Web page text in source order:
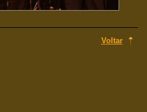
Voltar